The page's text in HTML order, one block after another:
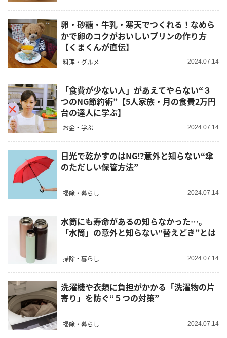
卵・砂糖・牛乳・寒天でつくれる！なめら
かで卵のコクがおいしいプリンの作り方
【くまくんが直伝】
料理・グルメ 2024.07.14
「食費が少ない人」があえてやらない“３
つのNG節約術”【5人家族・月の食費2万円
台の達人に学ぶ】
お金・学ぶ 2024.07.14
日光で乾かすのはNG⁉︎意外と知らない“傘
のただしい保管方法”
掃除・暮らし 2024.07.14
水筒にも寿命があるの知らなかった…。
「水筒」の意外と知らない“替えどき”とは
掃除・暮らし 2024.07.14
洗濯機や衣類に負担がかかる「洗濯物の片
寄り」を防ぐ“５つの対策”
掃除・暮らし 2024.07.14